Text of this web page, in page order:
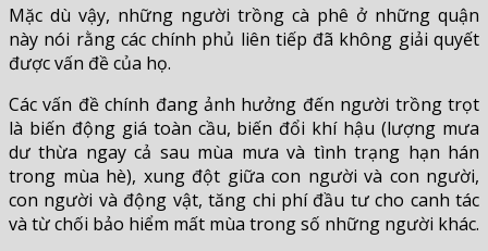
Mặc dù vậy, những người trồng cà phê ở những quận
này nói rằng các chính phủ liên tiếp đã không giải quyết
được vấn đề của họ.
Các vấn đề chính đang ảnh hưởng đến người trồng trọt
là biến động giá toàn cầu, biến đổi khí hậu (lượng mưa
dư thừa ngay cả sau mùa mưa và tình trạng hạn hán
trong mùa hè), xung đột giữa con người và con người,
con người và động vật, tăng chi phí đầu tư cho canh tác
và từ chối bảo hiểm mất mùa trong số những người khác.